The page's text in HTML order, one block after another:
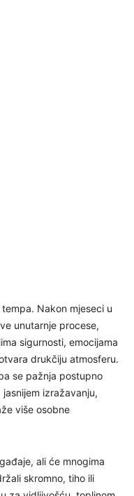
Nakon mjeseci u
unutarnje procese,
sigurnosti, emocijama
drukčiju atmosferu.
se pažnja postupno
izražavanju,
više osobne
ali će mnogima
skromno, tiho ili